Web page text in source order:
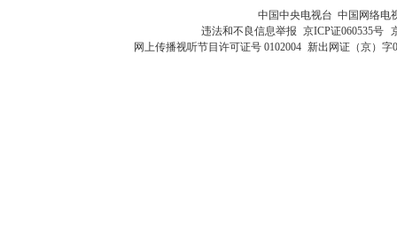
中国中央电视台 中国网络电
违法和不良信息举报 京ICP证060535号
网上传播视听节目许可证号 0102004 新出网证（京）